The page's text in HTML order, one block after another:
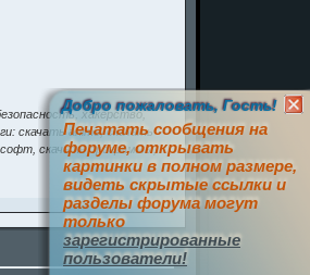
хакерство,
скачать anime, скачать
софт, скачать программы,
Добро пожаловать, Гость!
Печатать сообщения на
форуме, открывать
картинки в полном размере,
видеть скрытые ссылки и
разделы форума могут
только
зарегистрированные
пользователи!